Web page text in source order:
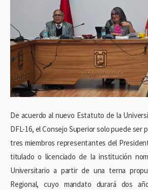
De acuerdo al nuevo Estatuto de la
DFL-16, el Consejo Superior solo puede ser
tres miembros representantes del
titulado o licenciado de la institución
Universitario a partir de una terna
Regional, cuyo mandato durará dos